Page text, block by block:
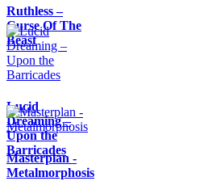
Ruthless –
Curse Of The
Beast
Lucid
Dreaming –
Upon the
Barricades
Masterplan -
Metalmorphosis